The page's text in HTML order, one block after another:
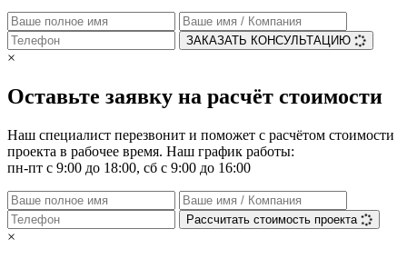
ЗАКАЗАТЬ КОНСУЛЬТАЦИЮ
×
Оставьте заявку на расчёт стоимости
Наш специалист перезвонит и поможет с расчётом стоимости
проекта в рабочее время. Наш график работы:
пн-пт с 9:00 до 18:00, сб с 9:00 до 16:00
Рассчитать стоимость проекта
×